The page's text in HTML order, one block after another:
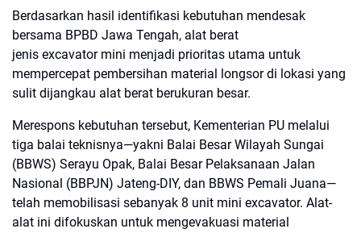
Berdasarkan hasil identifikasi kebutuhan mendesak
bersama BPBD Jawa Tengah, alat berat
jenis excavator mini menjadi prioritas utama untuk
mempercepat pembersihan material longsor di lokasi yang
sulit dijangkau alat berat berukuran besar.
Merespons kebutuhan tersebut, Kementerian PU melalui
tiga balai teknisnya—yakni Balai Besar Wilayah Sungai
(BBWS) Serayu Opak, Balai Besar Pelaksanaan Jalan
Nasional (BBPJN) Jateng-DIY, dan BBWS Pemali Juana—
telah memobilisasi sebanyak 8 unit mini excavator. Alat-
alat ini difokuskan untuk mengevakuasi material